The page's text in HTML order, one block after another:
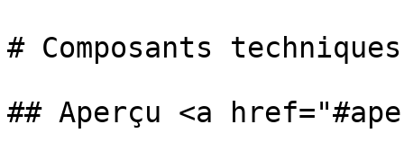
# Composants
## Aperçu <a